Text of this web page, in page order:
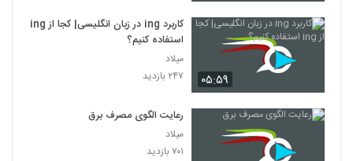
۰۵:۵۹
کاربرد ing در زبان انگلیسی| کجا از ing
استفاده کنیم؟
میلاد
۲۴۷ بازدید
رعایت الگوی مصرف برق
میلاد
۷۰۱ بازدید